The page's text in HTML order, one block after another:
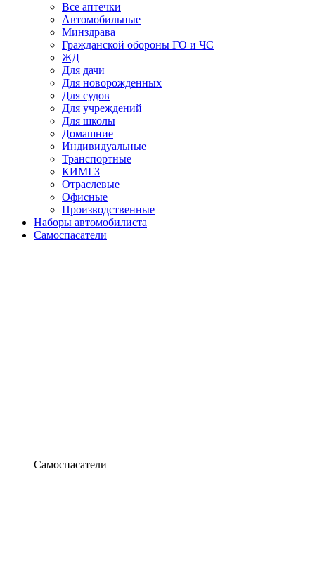
Все аптечки
Автомобильные
Минздрава
Гражданской обороны ГО и ЧС
ЖД
Для дачи
Для новорожденных
Для судов
Для учреждений
Для школы
Домашние
Индивидуальные
Транспортные
КИМГЗ
Отраслевые
Офисные
Производственные
Наборы автомобилиста
Самоспасатели
Самоспасатели